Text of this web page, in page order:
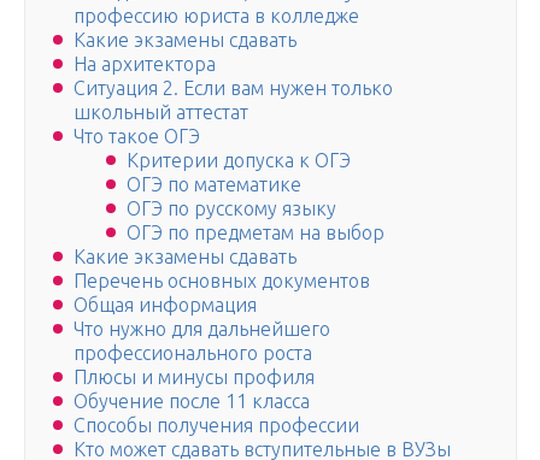
профессию юриста в колледже
Какие экзамены сдавать
На архитектора
Ситуация 2. Если вам нужен только
школьный аттестат
Что такое ОГЭ
Критерии допуска к ОГЭ
ОГЭ по математике
ОГЭ по русскому языку
ОГЭ по предметам на выбор
Какие экзамены сдавать
Перечень основных документов
Общая информация
Что нужно для дальнейшего
профессионального роста
Плюсы и минусы профиля
Обучение после 11 класса
Способы получения профессии
Кто может сдавать вступительные в ВУЗы